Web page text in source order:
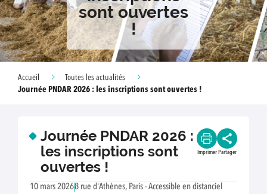
sont ouvertes
!
Accueil
Toutes les actualités
Journée PNDAR 2026 : les inscriptions sont ouvertes !
Journée PNDAR 2026 :
les inscriptions sont
ouvertes !
Imprimer Partager
10 mars 20268 rue d'Athènes, Paris - Accessible en distanciel